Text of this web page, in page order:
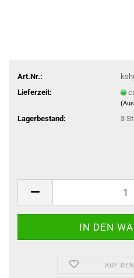
Art.Nr.:
Lieferzeit:
Lagerbestand: 3
AUF